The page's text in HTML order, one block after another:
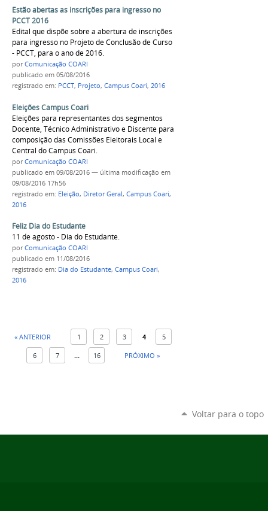
Estão abertas as inscrições para ingresso no
PCCT 2016
Edital que dispõe sobre a abertura de inscrições
para ingresso no Projeto de Conclusão de Curso
- PCCT, para o ano de 2016.
porComunicação COARI
publicado em 05/08/2016
registrado em: PCCT, Projeto, Campus Coari, 2016
Eleições Campus Coari
Eleições para representantes dos segmentos
Docente, Técnico Administrativo e Discente para
composição das Comissões Eleitorais Local e
Central do Campus Coari.
porComunicação COARI
publicado em 09/08/2016 — última modificação em
09/08/2016 17h56
registrado em: Eleição, Diretor Geral, Campus Coari,
2016
Feliz Dia do Estudante
11 de agosto - Dia do Estudante.
porComunicação COARI
publicado em 11/08/2016
registrado em: Dia do Estudante, Campus Coari,
2016
« ANTERIOR 1 2 3 4 5
6 7 ... 16 PRÓXIMO »
Voltar para o topo